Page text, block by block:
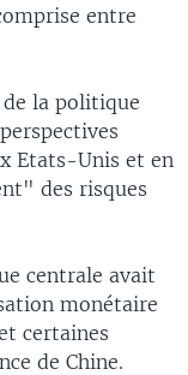
entre
de la politique
Etats-Unis et en
des risques
centrale avait
monétaire
certaines
de Chine.